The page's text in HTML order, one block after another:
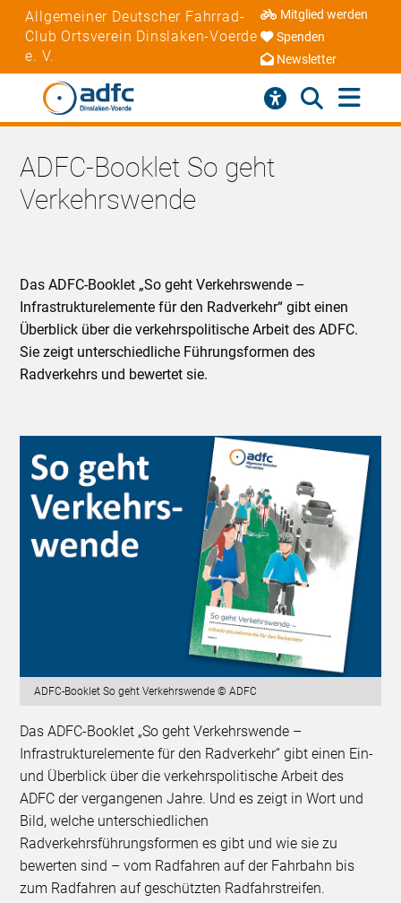
Allgemeiner Deutscher Fahrrad-
Club Ortsverein Dinslaken-Voerde
e. V.
Mitglied werden
Spenden
Newsletter
ADFC-Booklet So geht
Verkehrswende
Das ADFC-Booklet „So geht Verkehrswende –
Infrastrukturelemente für den Radverkehr“ gibt einen
Überblick über die verkehrspolitische Arbeit des ADFC.
Sie zeigt unterschiedliche Führungsformen des
Radverkehrs und bewertet sie.
ADFC-Booklet So geht Verkehrswende © ADFC
Das ADFC-Booklet „So geht Verkehrswende –
Infrastrukturelemente für den Radverkehr“ gibt einen Ein-
und Überblick über die verkehrspolitische Arbeit des
ADFC der vergangenen Jahre. Und es zeigt in Wort und
Bild, welche unterschiedlichen
Radverkehrsführungsformen es gibt und wie sie zu
bewerten sind – vom Radfahren auf der Fahrbahn bis
zum Radfahren auf geschützten Radfahrstreifen.